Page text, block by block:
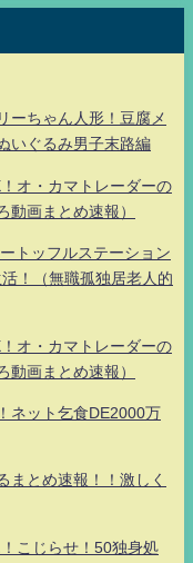
ーちゃん人形！豆腐メ
いぐるみ男子末路編
オ・カマトレーダーの
画まとめ速報）
トッフルステーション
！（無職孤独居老人的
オ・カマトレーダーの
画まとめ速報）
ネット乞食DE2000万
まとめ速報！！激しく
こじらせ！50独身処